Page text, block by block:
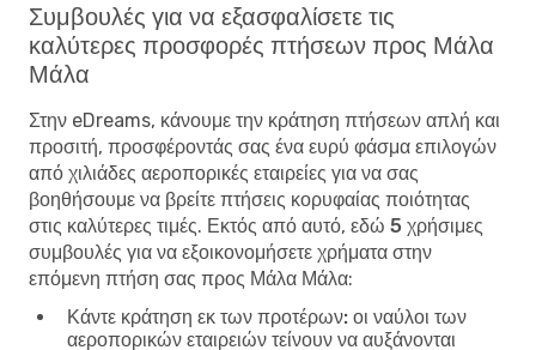
Συμβουλές για να εξασφαλίσετε τις
καλύτερες προσφορές πτήσεων προς Μάλα
Μάλα
Στην eDreams, κάνουμε την κράτηση πτήσεων απλή και
προσιτή, προσφέροντάς σας ένα ευρύ φάσμα επιλογών
από χιλιάδες αεροπορικές εταιρείες για να σας
βοηθήσουμε να βρείτε πτήσεις κορυφαίας ποιότητας
στις καλύτερες τιμές. Εκτός από αυτό, εδώ 5 χρήσιμες
συμβουλές για να εξοικονομήσετε χρήματα στην
επόμενη πτήση σας προς Μάλα Μάλα:
Κάντε κράτηση εκ των προτέρων: οι ναύλοι των
αεροπορικών εταιρειών τείνουν να αυξάνονται